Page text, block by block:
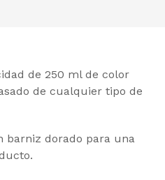
de 250 ml de color
de cualquier tipo de
barniz dorado para una